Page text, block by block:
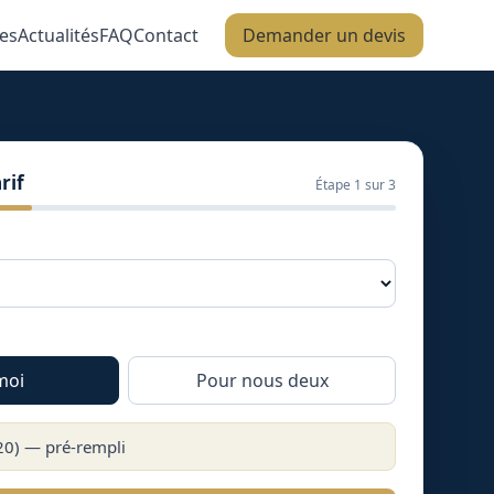
ActualitésFAQContact Demander un devis
Étape 1 sur 3
Pour nous deux
) — pré-rempli